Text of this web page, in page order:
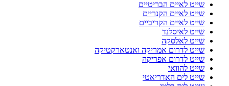
שייט לאיים הבריטיים
שייט לאיים הקנריים
שייט לאיים הקריביים
שייט לאיסלנד
שייט לאלסקה
שייט לדרום אמריקה ואנטארקטיקה
שייט לדרום אפריקה
שייט להוואי
שייט לים האדריאטי